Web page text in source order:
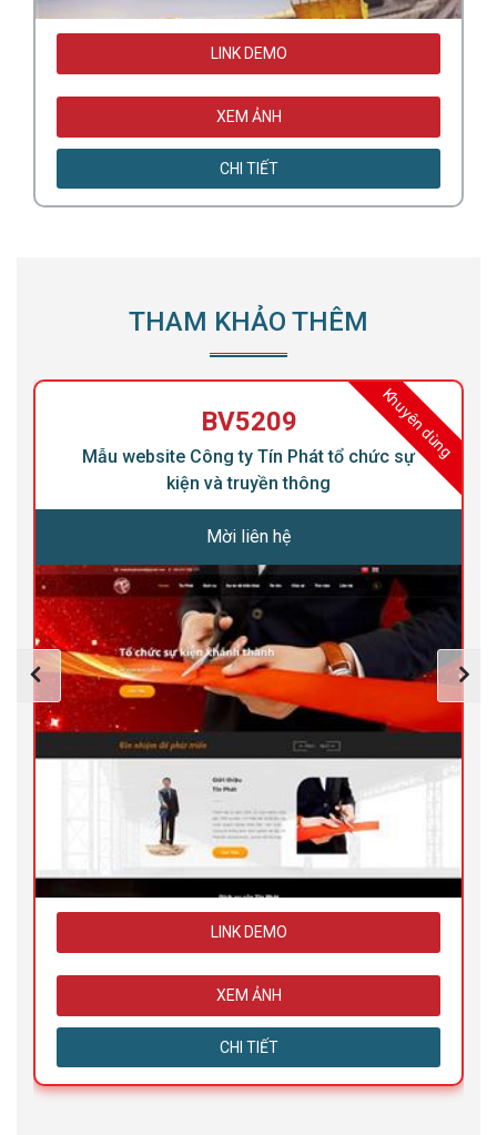
LINK DEMO
XEM ẢNH
CHI TIẾT
THAM KHẢO THÊM
Khuyên dùng
BV5209
Mẫu website Công ty Tín Phát tổ chức sự
kiện và truyền thông
Mời liên hệ
LINK DEMO
XEM ẢNH
CHI TIẾT